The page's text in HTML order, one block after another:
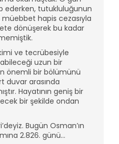
ederken, tutukluluğunun
müebbet hapis cezasıyla
dönüşerek bu kadar
ve tecrübesiyle
uzun bir
önemli bir bölümünü
duvar arasında
Hayatının geniş bir
bir şekilde ondan
Bugün Osman’ın
2.826. günü…